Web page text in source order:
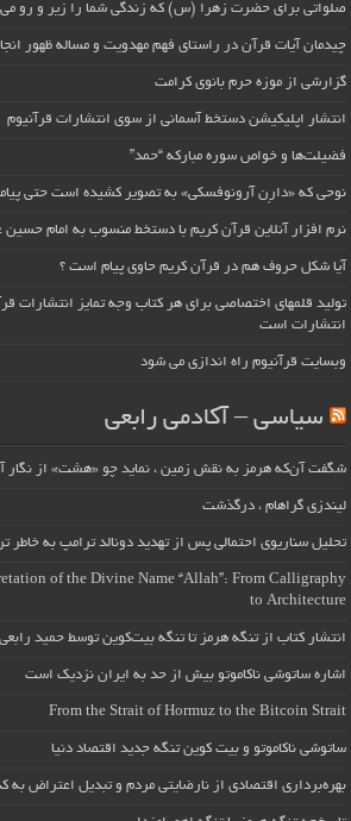
صلواتی برای حضرت زهرا (س) که زندگی شما را زیر و رو
چیدمان آیات قرآن در راستای فهم مهدویت و مساله ظهور
گزارشی از موزه حرم بانوی کرامت
انتشار اپلیکیشن دستخط آسمانی از سوی انتشارات قرآنیوم
فضیلت‌ها و خواص سوره مبارکه “حمد”
نوحی که «دارِن آرونوفسکی» به تصویر کشیده است حتی
نرم افزار آنلاین قرآن کریم با دستخط منسوب به امام حسین
آیا شکل حروف هم در قرآن کریم حاوی پیام است ؟
تولید قلمهای اختصاصی برای هر کتاب وجه تمایز انتشارات
انتشارات است
وبسایت قرآنیوم راه اندازی می شود
سیاسی – آکادمی رابعی
شگفت آن‌که هرمز به نقش زمین ، نماید چو «هشت» از نگار
لیندزی گراهام ، درگذشت
تحلیل سناریوی احتمالی پس از تهدید دونالد ترامپ به خاطر
of the Divine Name “Allah”: From Calligraphy
to Architecture
انتشار کتاب از تنگه هرمز تا تنگه بیت‌کوین توسط حمید رابعی
اشاره ساتوشی ناکاموتو بیش از حد به ایران نزدیک است
From the Strait of Hormuz to the Bitcoin Strait
ساتوشی ناکاموتو و بیت کوین تنگه جدید اقتصاد دنیا
بهره‌برداری اقتصادی از نارضایتی مردم و تبدیل اعتراض به